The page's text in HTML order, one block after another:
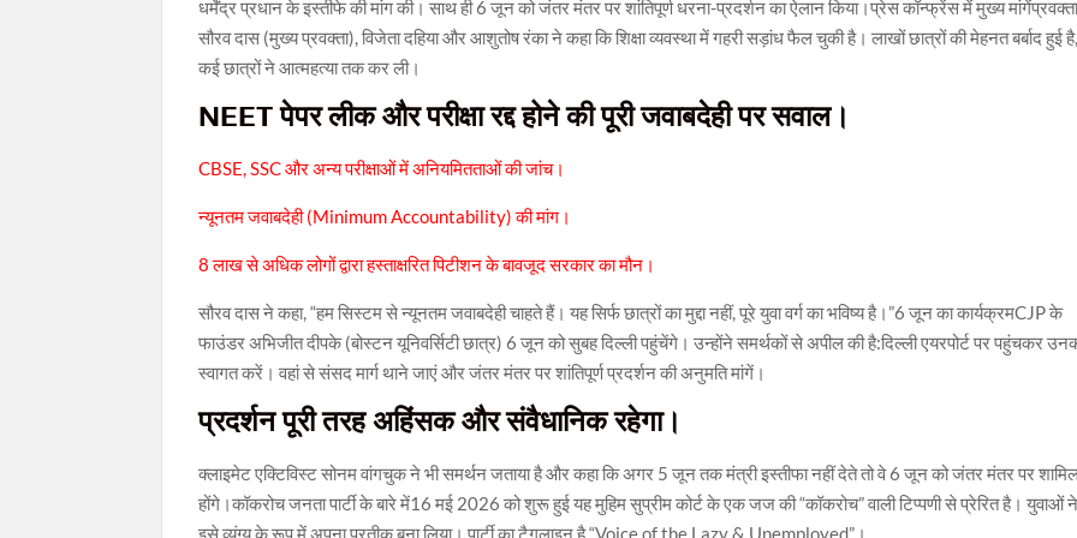
धर्मेंद्र प्रधान के इस्तीफे की मांग की। साथ ही 6 जून को जंतर मंतर पर शांतिपूर्ण धरना-प्रदर्शन का ऐलान किया।प्रेस कॉन्फ्रेंस में मुख्य
सौरव दास (मुख्य प्रवक्ता), विजेता दहिया और आशुतोष रंका ने कहा कि शिक्षा व्यवस्था में गहरी सड़ांध फैल चुकी है। लाखों छात्रों की मेहनत बर्बाद हुई है,
कई छात्रों ने आत्महत्या तक कर ली।
NEET पेपर लीक और परीक्षा रद्द होने की पूरी जवाबदेही पर सवाल।
CBSE, SSC और अन्य परीक्षाओं में अनियमितताओं की जांच।
न्यूनतम जवाबदेही (Minimum Accountability) की मांग।
8 लाख से अधिक लोगों द्वारा हस्ताक्षरित पिटीशन के बावजूद सरकार का मौन।
सौरव दास ने कहा, “हम सिस्टम से न्यूनतम जवाबदेही चाहते हैं। यह सिर्फ छात्रों का मुद्दा नहीं, पूरे युवा वर्ग का भविष्य है।”6 जून का कार्यक्रमCJP के
फाउंडर अभिजीत दीपके (बोस्टन यूनिवर्सिटी छात्र) 6 जून को सुबह दिल्ली पहुंचेंगे। उन्होंने समर्थकों से अपील की है:दिल्ली एयरपोर्ट पर पहुंचकर
स्वागत करें। वहां से संसद मार्ग थाने जाएं और जंतर मंतर पर शांतिपूर्ण प्रदर्शन की अनुमति मांगें।
प्रदर्शन पूरी तरह अहिंसक और संवैधानिक रहेगा।
क्लाइमेट एक्टिविस्ट सोनम वांगचुक ने भी समर्थन जताया है और कहा कि अगर 5 जून तक मंत्री इस्तीफा नहीं देते तो वे 6 जून को जंतर मंतर पर
होंगे।कॉकरोच जनता पार्टी के बारे में16 मई 2026 को शुरू हुई यह मुहिम सुप्रीम कोर्ट के एक जज की “कॉकरोच” वाली टिप्पणी से प्रेरित है। युवाओं ने
इसे व्यंग्य के रूप में अपना प्रतीक बना लिया। पार्टी का टैगलाइन है “Voice of the Lazy & Unemployed”।